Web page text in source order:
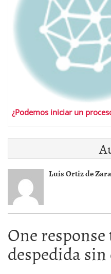
¿Podemos iniciar un
Luis Ortiz de
One response
despedida